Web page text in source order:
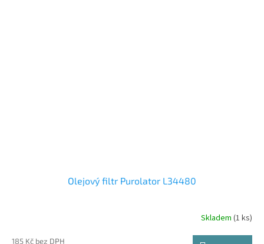
Olejový filtr Purolator L34480
Skladem (1 ks)
185 Kč bez DPH